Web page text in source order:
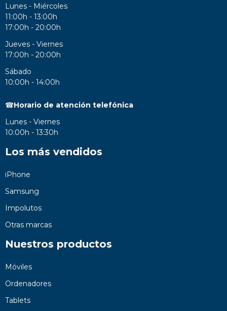
Lunes - Miércoles
11:00h - 13:00h
17:00h - 20:00h
Jueves - Viernes
17:00h - 20:00h
Sábado
10:00h - 14:00h
☎Horario de atención telefónica
Lunes - Viernes
10:00h - 13:30h
Los más vendidos
iPhone
Samsung
Impolutos
Otras marcas
Nuestros productos
Móviles
Ordenadores
Tablets